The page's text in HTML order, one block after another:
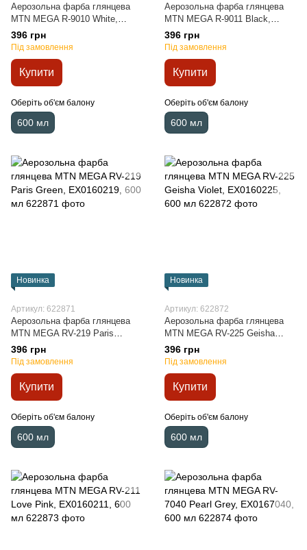
Аерозольна фарба глянцева
MTN MEGA R-9010 White,
EX0169010, 600 мл
396 грн
Під замовлення
Купити
Оберіть об'єм балону
600 мл
Аерозольна фарба глянцева
MTN MEGA R-9011 Black,
EX0169011, 600 мл
396 грн
Під замовлення
Купити
Оберіть об'єм балону
600 мл
Новинка
Артикул: 622871
Аерозольна фарба глянцева
MTN MEGA RV-219 Paris
Green, EX0160219, 600 мл
396 грн
Під замовлення
Купити
Оберіть об'єм балону
600 мл
Новинка
Артикул: 622872
Аерозольна фарба глянцева
MTN MEGA RV-225 Geisha
Violet, EX0160225, 600 мл
396 грн
Під замовлення
Купити
Оберіть об'єм балону
600 мл